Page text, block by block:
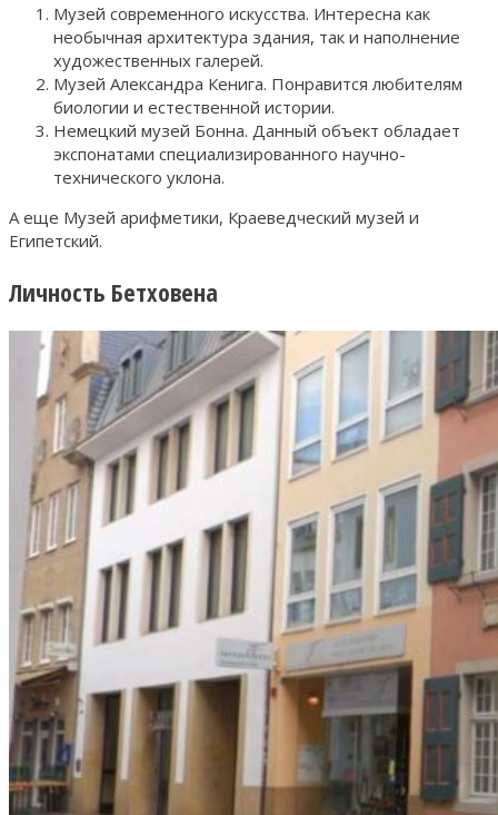
Музей современного искусства. Интересна как
необычная архитектура здания, так и наполнение
художественных галерей.
Музей Александра Кенига. Понравится любителям
биологии и естественной истории.
Немецкий музей Бонна. Данный объект обладает
экспонатами специализированного научно-
технического уклона.
А еще Музей арифметики, Краеведческий музей и
Египетский.
Личность Бетховена